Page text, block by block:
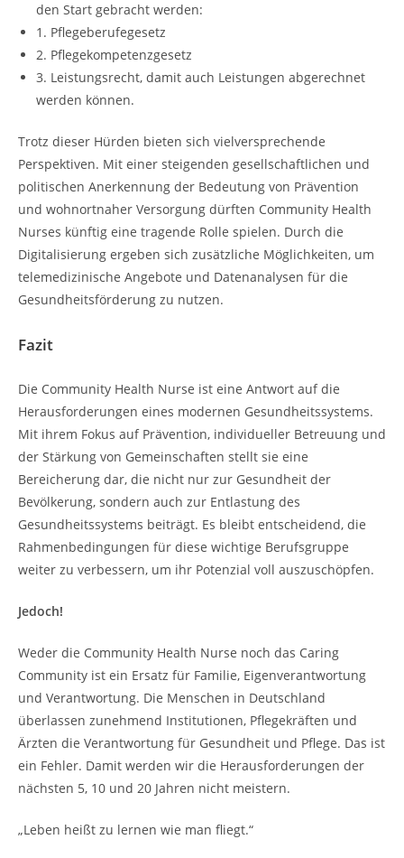
den Start gebracht werden:
1. Pflegeberufegesetz
2. Pflegekompetenzgesetz
3. Leistungsrecht, damit auch Leistungen abgerechnet
werden können.
Trotz dieser Hürden bieten sich vielversprechende
Perspektiven. Mit einer steigenden gesellschaftlichen und
politischen Anerkennung der Bedeutung von Prävention
und wohnortnaher Versorgung dürften Community Health
Nurses künftig eine tragende Rolle spielen. Durch die
Digitalisierung ergeben sich zusätzliche Möglichkeiten, um
telemedizinische Angebote und Datenanalysen für die
Gesundheitsförderung zu nutzen.
Fazit
Die Community Health Nurse ist eine Antwort auf die
Herausforderungen eines modernen Gesundheitssystems.
Mit ihrem Fokus auf Prävention, individueller Betreuung und
der Stärkung von Gemeinschaften stellt sie eine
Bereicherung dar, die nicht nur zur Gesundheit der
Bevölkerung, sondern auch zur Entlastung des
Gesundheitssystems beiträgt. Es bleibt entscheidend, die
Rahmenbedingungen für diese wichtige Berufsgruppe
weiter zu verbessern, um ihr Potenzial voll auszuschöpfen.
Jedoch!
Weder die Community Health Nurse noch das Caring
Community ist ein Ersatz für Familie, Eigenverantwortung
und Verantwortung. Die Menschen in Deutschland
überlassen zunehmend Institutionen, Pflegekräften und
Ärzten die Verantwortung für Gesundheit und Pflege. Das ist
ein Fehler. Damit werden wir die Herausforderungen der
nächsten 5, 10 und 20 Jahren nicht meistern.
„Leben heißt zu lernen wie man fliegt.“